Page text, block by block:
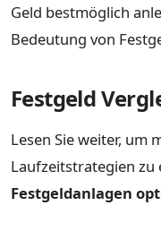
Geld bestmöglich
Bedeutung von
Festgeld
Lesen Sie weiter, um
Laufzeitstrategien zu
Festgeldanlagen